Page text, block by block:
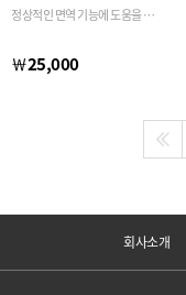
정상적인 면역 기능에 도움을 주
￦25,000
회사소개